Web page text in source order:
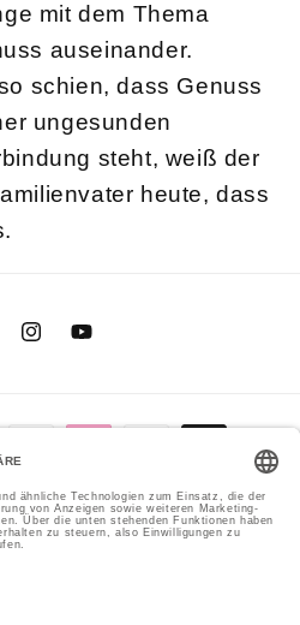
mit dem Thema
auseinander.
schien, dass Genuss
ungesunden
steht, weiß der
heute, dass
Instagram
GmbHCookie-Einstellungen